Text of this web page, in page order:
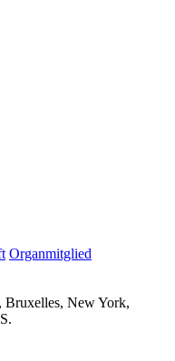
Organmitglied
New York,